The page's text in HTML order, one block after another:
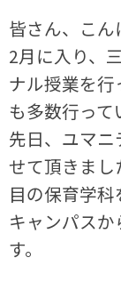
皆さん、こん
2月に入り、
ナル授業を
も多数行って
先日、ユマ
せて頂きま
目の保育学
キャンパス
す。